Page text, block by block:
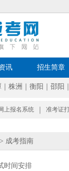
讯 招生简章
株洲 衡阳 邵阳
上报名系统 准考证
> 成考指南
时间安排